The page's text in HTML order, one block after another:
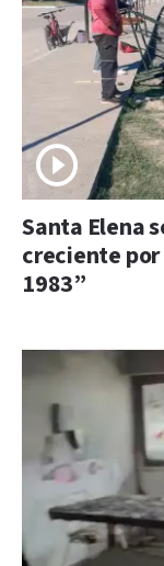
Santa Elena
creciente por
1983”